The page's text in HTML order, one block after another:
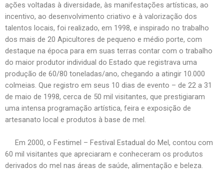
ações voltadas à diversidade, às manifestações artísticas, ao
incentivo, ao desenvolvimento criativo e à valorização dos
talentos locais, foi realizado, em 1998, e inspirado no trabalho
dos mais de 20 Apicultores de pequeno e médio porte, com
destaque na época para em suas terras contar com o trabalho
do maior produtor individual do Estado que registrava uma
produção de 60/80 toneladas/ano, chegando a atingir 10.000
colmeias. Que registro em seus 10 dias de evento – de 22 a 31
de maio de 1998, cerca de 50 mil visitantes, que prestigiaram
uma intensa programação artística, feira e exposição de
artesanato local e produtos à base de mel.
Em 2000, o Festimel – Festival Estadual do Mel, contou com
60 mil visitantes que apreciaram e conheceram os produtos
derivados do mel nas áreas de saúde, alimentação e beleza.